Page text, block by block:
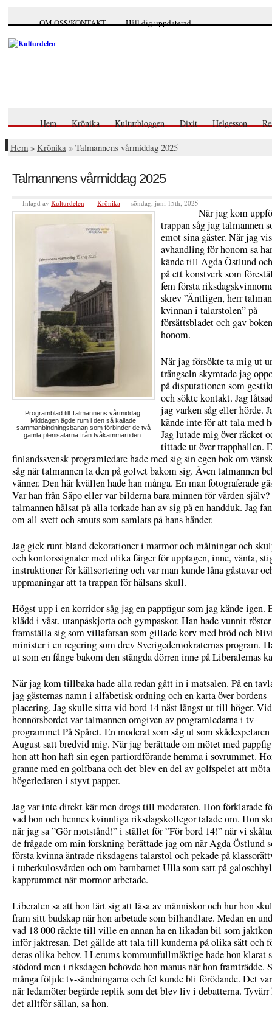
OM OSS/KONTAKT Håll dig uppdaterad
Hem Krönika Kulturbloggen Dixit Helgesson
Hem » Krönika » Talmannens vårmiddag 2025
Talmannens vårmiddag 2025
Inlagd av Kulturdelen Krönika söndag, juni 15th, 2025
Programblad till Talmannens vårmiddag.
Middagen ägde rum i den så kallade
sammanbindningsbanan som förbinder de två
gamla plenisalarna från tvåkammartiden.
När jag kom
trappan såg jag talmannen
emot sina gäster. När jag
avhandling för honom sa
kände till Agda Östlund
på ett konstverk som
fem första
skrev ”Äntligen, herr
kvinnan i talarstolen” på
försättsbladet och gav
honom.
När jag försökte ta mig ut ur
trängseln skymtade jag
på disputationen som
och sökte kontakt. Jag
jag varken såg eller hörde.
kände inte för att tala med
Jag lutade mig över räcket
tittade ut över trapphallen.
finlandssvensk programledare hade med sig sin egen bok om
såg när talmannen la den på golvet bakom sig. Även talmannen
vänner. Den här kvällen hade han många. En man fotograferade
Var han från Säpo eller var bilderna bara minnen för värden
talmannen hälsat på alla torkade han av sig på en handduk. Jag
om all svett och smuts som samlats på hans händer.
Jag gick runt bland dekorationer i marmor och målningar och
och kontorssignaler med olika färger för upptagen, inne, vänta,
instruktioner för källsortering och var man kunde låna gåstavar
uppmaningar att ta trappan för hälsans skull.
Högst upp i en korridor såg jag en pappfigur som jag kände igen.
klädd i väst, utanpåskjorta och gympaskor. Han hade vunnit
framställa sig som villafarsan som gillade korv med bröd och
minister i en regering som drev Sverigedemokraternas program.
ut som en fånge bakom den stängda dörren inne på Liberalernas
När jag kom tillbaka hade alla redan gått in i matsalen. På en
jag gästernas namn i alfabetisk ordning och en karta över bordens
placering. Jag skulle sitta vid bord 14 näst längst ut till höger. Vid
honnörsbordet var talmannen omgiven av programledarna i tv-
programmet På Spåret. En moderat som såg ut som
August satt bredvid mig. När jag berättade om mötet med
hon att hon haft sin egen partiordförande hemma i sovrummet.
granne med en golfbana och det blev en del av golfspelet att möta
högerledaren i styvt papper.
Jag var inte direkt kär men drogs till moderaten. Hon förklarade
vad hon och hennes kvinnliga riksdagskollegor talade om. Hon
när jag sa ”Gör motstånd!” i stället för ”För bord 14!” när vi
de frågade om min forskning berättade jag om när Agda Östlund
första kvinna äntrade riksdagens talarstol och pekade på
i tuberkulosvården och om barnbarnet Ulla som satt på
kapprummet när mormor arbetade.
Liberalen sa att hon lärt sig att läsa av människor och hur hon
fram sitt budskap när hon arbetade som bilhandlare. Medan en
vad 18 000 räckte till ville en annan ha en likadan bil som
inför jaktresan. Det gällde att tala till kunderna på olika sätt och
deras olika behov. I Lerums kommunfullmäktige hade hon klarat
stödord men i riksdagen behövde hon manus när hon framträdde.
många följde tv-sändningarna och fel kunde bli förödande. Det
när ledamöter begärde replik som det blev liv i debatterna. Tyvärr
det alltför sällan, sa hon.